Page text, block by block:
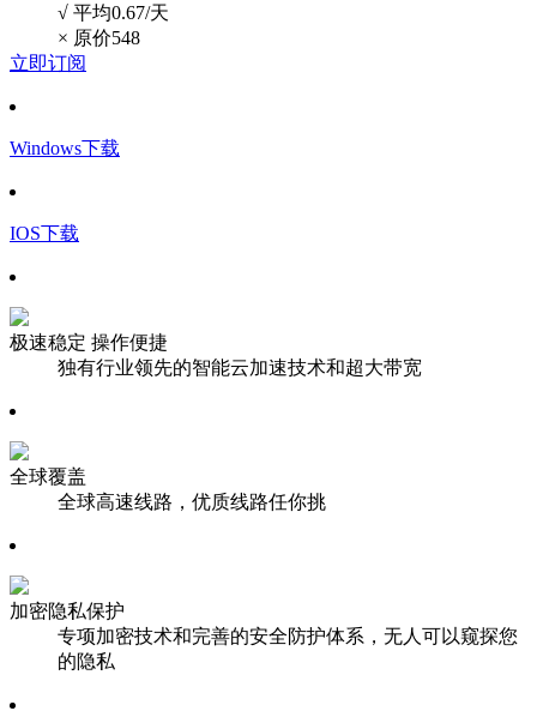
√ 平均0.67/天
× 原价548
立即订阅
Windows下载
IOS下载
极速稳定 操作便捷
独有行业领先的智能云加速技术和超大带宽
全球覆盖
全球高速线路，优质线路任你挑
加密隐私保护
专项加密技术和完善的安全防护体系，无人可以窥探您
的隐私